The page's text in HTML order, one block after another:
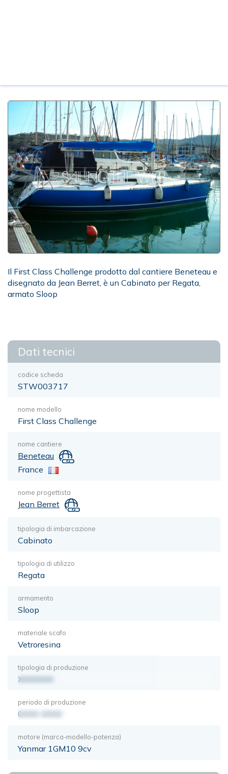
Il First Class Challenge prodotto dal cantiere Beneteau e
disegnato da Jean Berret, è un Cabinato per Regata,
armato Sloop
Dati tecnici
codice scheda
STW003717
nome modello
First Class Challenge
nome cantiere
Beneteau
France
nome progettista
Jean Berret
tipologia di imbarcazione
Cabinato
tipologia di utilizzo
Regata
armamento
Sloop
materiale scafo
Vetroresina
tipologia di produzione
XXXXXXX
periodo di produzione
0000-0000
motore (marca-modello-potenza)
Yanmar 1GM10 9cv